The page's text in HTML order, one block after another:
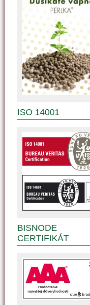
ISO 14001
BISNODE
CERTIFIKÁT